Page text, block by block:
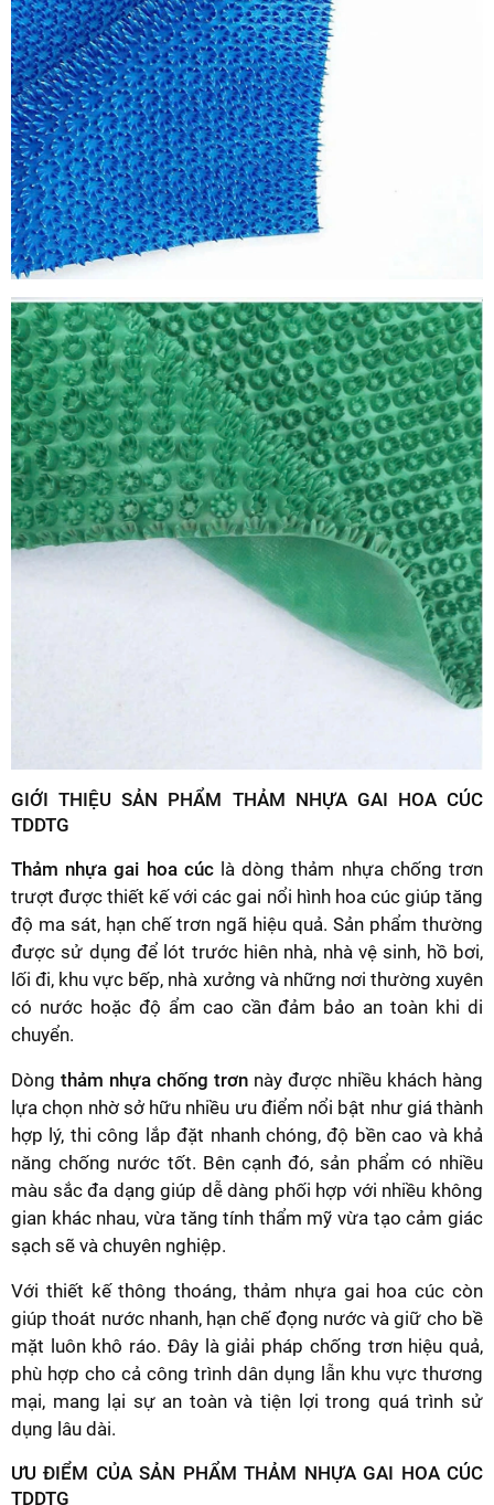
GIỚI THIỆU SẢN PHẨM THẢM NHỰA GAI HOA CÚC
TDDTG
Thảm nhựa gai hoa cúclà dòng thảm nhựa chống trơn
trượt được thiết kế với các gai nổi hình hoa cúc giúp tăng
độ ma sát, hạn chế trơn ngã hiệu quả. Sản phẩm thường
được sử dụng để lót trước hiên nhà, nhà vệ sinh, hồ bơi,
lối đi, khu vực bếp, nhà xưởng và những nơi thường xuyên
có nước hoặc độ ẩm cao cần đảm bảo an toàn khi di
chuyển.
Dòng thảm nhựa chống trơn này được nhiều khách hàng
lựa chọn nhờ sở hữu nhiều ưu điểm nổi bật như giá thành
hợp lý, thi công lắp đặt nhanh chóng, độ bền cao và khả
năng chống nước tốt. Bên cạnh đó, sản phẩm có nhiều
màu sắc đa dạng giúp dễ dàng phối hợp với nhiều không
gian khác nhau, vừa tăng tính thẩm mỹ vừa tạo cảm giác
sạch sẽ và chuyên nghiệp.
Với thiết kế thông thoáng, thảm nhựa gai hoa cúc còn
giúp thoát nước nhanh, hạn chế đọng nước và giữ cho bề
mặt luôn khô ráo. Đây là giải pháp chống trơn hiệu quả,
phù hợp cho cả công trình dân dụng lẫn khu vực thương
mại, mang lại sự an toàn và tiện lợi trong quá trình sử
dụng lâu dài.
ƯU ĐIỂM CỦA SẢN PHẨM THẢM NHỰA GAI HOA CÚC
TDDTG